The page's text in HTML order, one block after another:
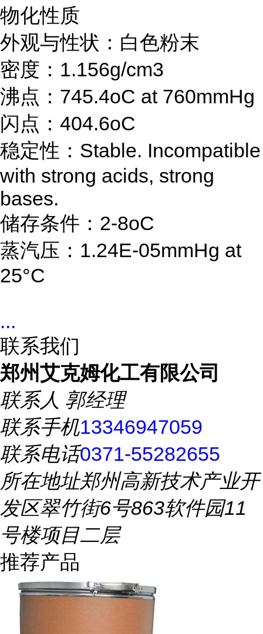
物化性质
外观与性状：白色粉末
密度：1.156g/cm3
沸点：745.4oC at 760mmHg
闪点：404.6oC
稳定性：Stable. Incompatible
with strong acids, strong
bases.
储存条件：2-8oC
蒸汽压：1.24E-05mmHg at
25°C
...
联系我们
郑州艾克姆化工有限公司
联系人 郭经理
联系手机13346947059
联系电话0371-55282655
所在地址郑州高新技术产业开
发区翠竹街6号863软件园11
号楼项目二层
推荐产品